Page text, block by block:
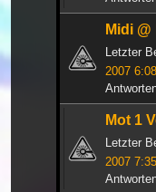
Midi
Letzter
2007
Mot 1
Letzter
2007